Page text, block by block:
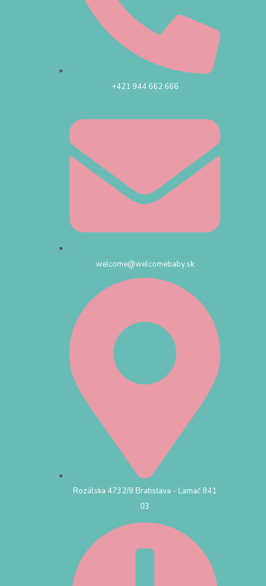
+421 944 662 666
welcome@welcomebaby.sk
Rozálska 4732/8 Bratislava - Lamač 841
03